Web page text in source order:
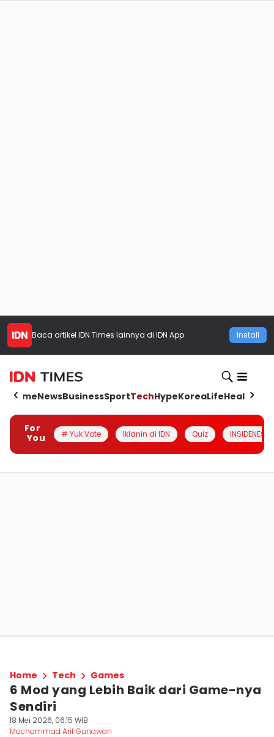
Baca artikel IDN Times lainnya di IDN App Install
HomeNewsBusinessSportTechHypeKoreaLifeHealth
For
You
# Yuk Vote Iklanin di IDN Quiz INSIDENESIA
Home Tech Games
6 Mod yang Lebih Baik dari Game-nya
Sendiri
18 Mei 2026, 06:15 WIB
Mochammad Arif Gunawan